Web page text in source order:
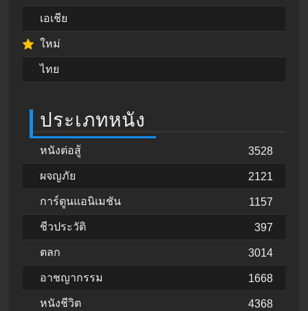
เอเชีย
ใหม่
ไทย
ประเภทหนัง
หนังต่อสู้ 3528
ผจญภัย 2121
การ์ตูนแอนิเมชัน 1157
ชีวประวัติ 397
ตลก 3014
อาชญากรรม 1668
หนังชีวิต 4368